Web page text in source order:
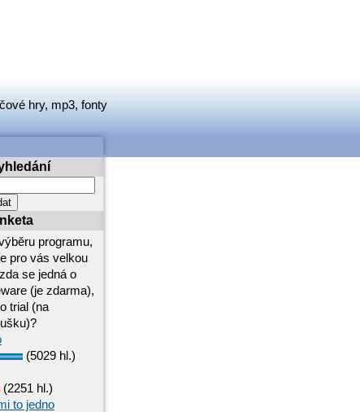
hry, mp3, fonty
programu,
pro vás velkou
se jedná o
(je zdarma),
trial (na
(5029 hl.)
(2251 hl.)
to jedno